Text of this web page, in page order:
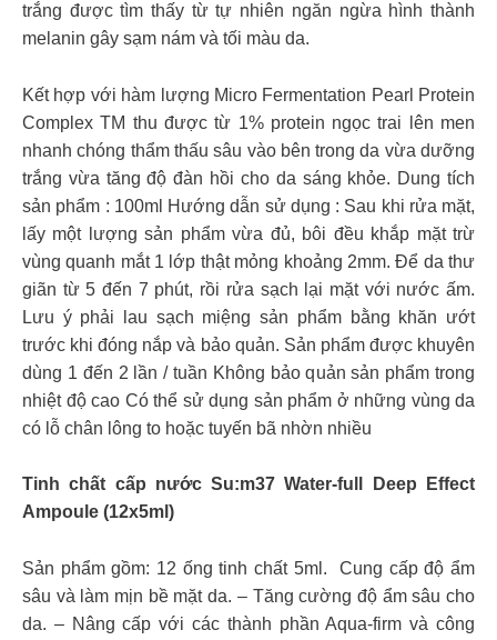
trắng được tìm thấy từ tự nhiên ngăn ngừa hình thành
melanin gây sạm nám và tối màu da.
Kết hợp với hàm lượng Micro Fermentation Pearl Protein
Complex TM thu được từ 1% protein ngọc trai lên men
nhanh chóng thẩm thấu sâu vào bên trong da vừa dưỡng
trắng vừa tăng độ đàn hồi cho da sáng khỏe. Dung tích
sản phẩm : 100ml Hướng dẫn sử dụng : Sau khi rửa mặt,
lấy một lượng sản phẩm vừa đủ, bôi đều khắp mặt trừ
vùng quanh mắt 1 lớp thật mỏng khoảng 2mm. Để da thư
giãn từ 5 đến 7 phút, rồi rửa sạch lại mặt với nước ấm.
Lưu ý phải lau sạch miệng sản phẩm bằng khăn ướt
trước khi đóng nắp và bảo quản. Sản phẩm được khuyên
dùng 1 đến 2 lần / tuần Không bảo quản sản phẩm trong
nhiệt độ cao Có thể sử dụng sản phẩm ở những vùng da
có lỗ chân lông to hoặc tuyến bã nhờn nhiều
Tinh chất cấp nước Su:m37 Water-full Deep Effect
Ampoule (12x5ml)
Sản phẩm gồm: 12 ống tinh chất 5ml. Cung cấp độ ẩm
sâu và làm mịn bề mặt da. – Tăng cường độ ẩm sâu cho
da. – Nâng cấp với các thành phần Aqua-firm và công